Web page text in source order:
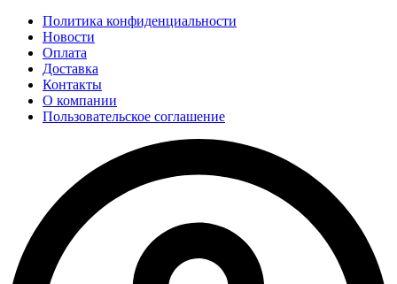
Политика конфиденциальности
Новости
Оплата
Доставка
Контакты
О компании
Пользовательское соглашение